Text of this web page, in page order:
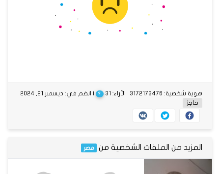
الآراء: 31 ? | انضم في: ديسمبر 21, 2024
هوية شخصية: 3172173476
حاجز
المزيد من الملفات الشخصية من مصر